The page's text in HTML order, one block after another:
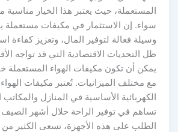
المستعملة، حيث يعتبر هذا الخيار مناسبة
سواء. إن الاستثمار في مكيفات مستعملة
وسيلة فعالة لتوفير المال، وتعزيز كفاءة
ظل التحديات الاقتصادية التي قد تواجه
يمكن أن تكون مكيفات الهواء المستعملة
مع مختلف الميزانيات. تُعتبر مكيفات
الكهربائية الأساسية في المنازل والمكاتب
تساهم في توفير الراحة خلال أشهر الصيف
الطلب على هذه الأجهزة، تسعى الكثير